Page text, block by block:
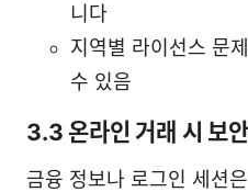
니다
지역별 라이선스 문
수 있음
3.3 온라인 거래 시 보안
금융 정보나 로그인 세션